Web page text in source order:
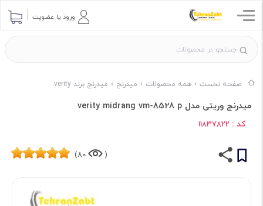
ورود یا عضویت
صفحه نخست همه محصولات میدرنج میدرنج برند verity
میدرنج وریتی مدل verity midrang vm-8528 p
کد : 11837822
(
80)